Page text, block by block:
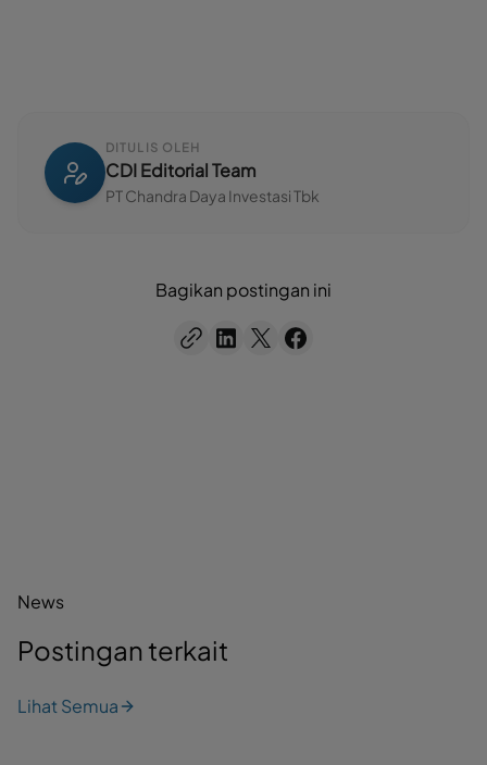
DITULIS OLEH
CDI Editorial Team
PT Chandra Daya Investasi Tbk
Bagikan postingan ini
News
Postingan terkait
Lihat Semua